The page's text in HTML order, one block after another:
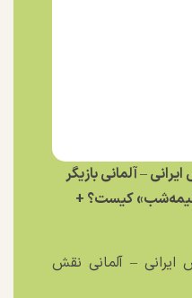
– آلمانی بازیگر
نیمه‌شب» کیست؟ +
ایرانی – آلمانی نقش